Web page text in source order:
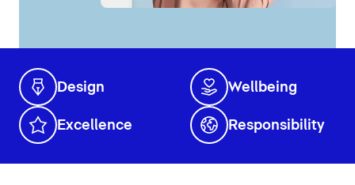
Design Wellbeing
Excellence Responsibility